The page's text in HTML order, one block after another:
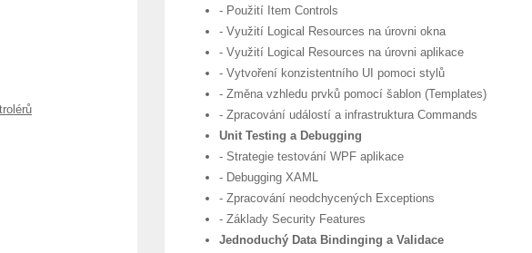
- Použití Item Controls
- Využití Logical Resources na úrovni okna
- Využití Logical Resources na úrovni aplikace
- Vytvoření konzistentního UI pomoci stylů
- Změna vzhledu prvků pomocí šablon (Templates)
- Zpracování událostí a infrastruktura Commands
Unit Testing a Debugging
- Strategie testování WPF aplikace
- Debugging XAML
- Zpracování neodchycených Exceptions
- Základy Security Features
Jednoduchý Data Bindinging a Validace